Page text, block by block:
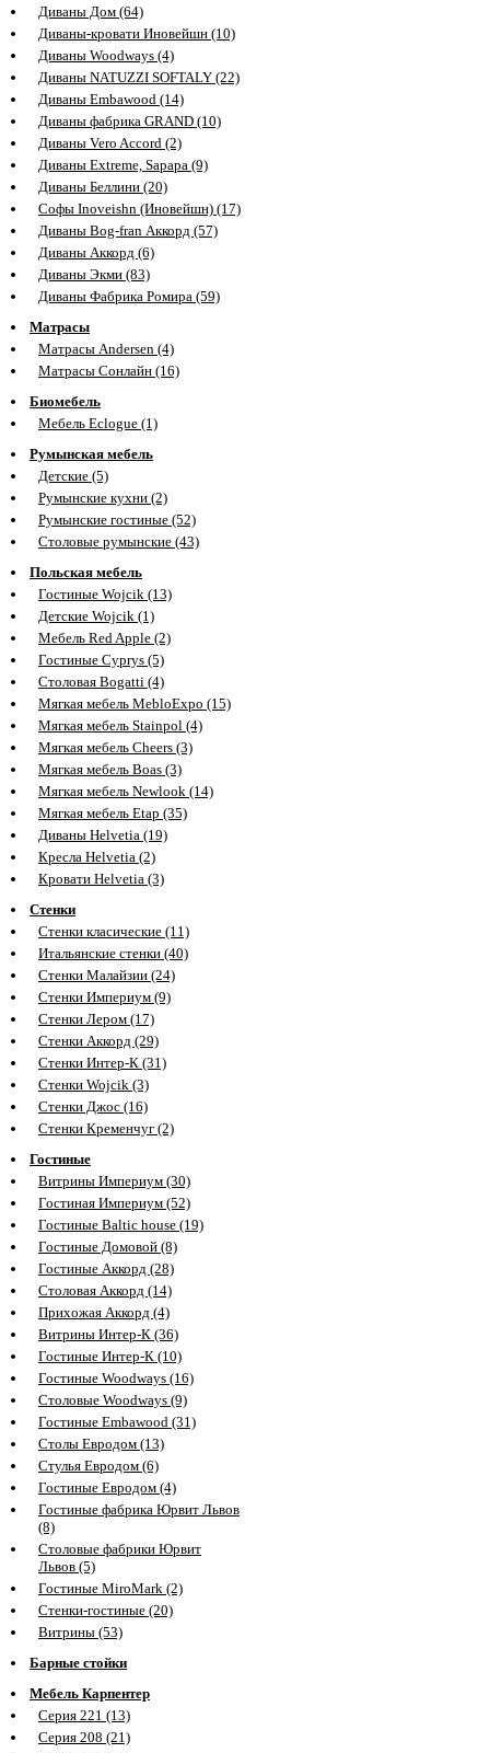
Диваны Дом (64)
Диваны-кровати Иновейшн (10)
Диваны Woodways (4)
Диваны NATUZZI SOFTALY (22)
Диваны Embawood (14)
Диваны фабрика GRAND (10)
Диваны Vero Accord (2)
Диваны Extreme, Sapapa (9)
Диваны Беллини (20)
Софы Inoveishn (Иновейшн) (17)
Диваны Bog-fran Аккорд (57)
Диваны Аккорд (6)
Диваны Экми (83)
Диваны Фабрика Ромира (59)
Матрасы
Матрасы Andersen (4)
Матрасы Сонлайн (16)
Биомебель
Мебель Eclogue (1)
Румынская мебель
Детские (5)
Румынские кухни (2)
Румынские гостиные (52)
Столовые румынские (43)
Польская мебель
Гостиные Wojcik (13)
Детские Wojcik (1)
Мебель Red Apple (2)
Гостиные Cyprys (5)
Столовая Bogatti (4)
Мягкая мебель MebloExpo (15)
Мягкая мебель Stainpol (4)
Мягкая мебель Cheers (3)
Мягкая мебель Boas (3)
Мягкая мебель Newlook (14)
Мягкая мебель Etap (35)
Диваны Helvetia (19)
Кресла Helvetia (2)
Кровати Helvetia (3)
Стенки
Стенки класические (11)
Итальянские стенки (40)
Стенки Малайзии (24)
Стенки Империум (9)
Стенки Лером (17)
Стенки Аккорд (29)
Стенки Интер-К (31)
Стенки Wojcik (3)
Стенки Джос (16)
Стенки Кременчуг (2)
Гостиные
Витрины Империум (30)
Гостиная Империум (52)
Гостиные Baltic house (19)
Гостиные Домовой (8)
Гостиные Аккорд (28)
Столовая Аккорд (14)
Прихожая Аккорд (4)
Витрины Интер-К (36)
Гостиные Интер-К (10)
Гостиные Woodways (16)
Столовые Woodways (9)
Гостиные Embawood (31)
Столы Евродом (13)
Стулья Евродом (6)
Гостиные Евродом (4)
Гостиные фабрика Юрвит Львов
(8)
Столовые фабрики Юрвит
Львов (5)
Гостиные MiroMark (2)
Стенки-гостиные (20)
Витрины (53)
Барные стойки
Мебель Карпентер
Серия 221 (13)
Серия 208 (21)